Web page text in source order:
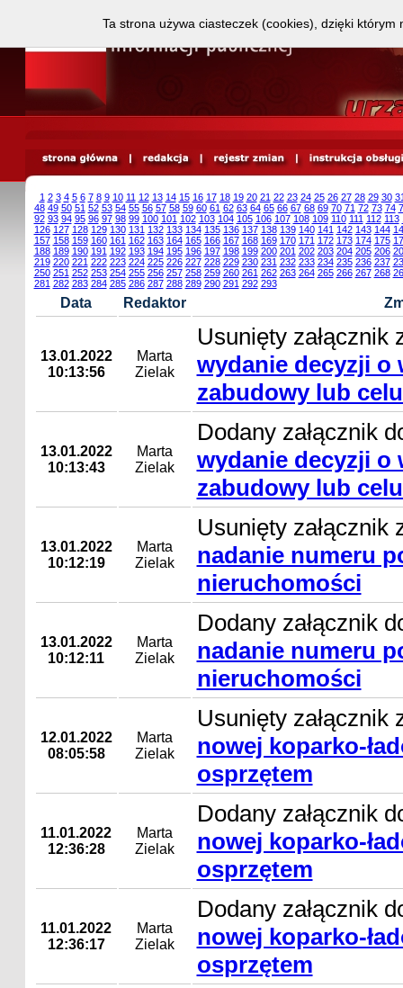
1 2 3 4 5 6 7 8 9 10 11 12 13 14 15 16 17 18 19 20 21 22 23 24 25 26 27 28 29 30
48 49 50 51 52 53 54 55 56 57 58 59 60 61 62 63 64 65 66 67 68 69 70 71 72 73 74
92 93 94 95 96 97 98 99 100 101 102 103 104 105 106 107 108 109 110 111 112 113
126 127 128 129 130 131 132 133 134 135 136 137 138 139 140 141 142 143 144
157 158 159 160 161 162 163 164 165 166 167 168 169 170 171 172 173 174 175
188 189 190 191 192 193 194 195 196 197 198 199 200 201 202 203 204 205 206
219 220 221 222 223 224 225 226 227 228 229 230 231 232 233 234 235 236 237
250 251 252 253 254 255 256 257 258 259 260 261 262 263 264 265 266 267 268
281 282 283 284 285 286 287 288 289 290 291 292 293
Data Redaktor
13.01.2022
10:13:56
Marta
Zielak
Usunięty załącznik
wydanie decyzji o
zabudowy lub
13.01.2022
10:13:43
Marta
Zielak
Dodany załącznik
wydanie decyzji o
zabudowy lub
13.01.2022
10:12:19
Marta
Zielak
Usunięty załącznik
nadanie numeru
nieruchomości
13.01.2022
10:12:11
Marta
Zielak
Dodany załącznik
nadanie numeru
nieruchomości
12.01.2022
08:05:58
Marta
Zielak
Usunięty załącznik
nowej koparko-
osprzętem
11.01.2022
12:36:28
Marta
Zielak
Dodany załącznik
nowej koparko-
osprzętem
11.01.2022
12:36:17
Marta
Zielak
Dodany załącznik
nowej koparko-
osprzętem
Ta strona używa ciasteczek (cookies), dzięki którym